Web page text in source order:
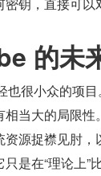
的未
也很小众的项
当大的局限性
源捉襟见肘，
是在“理论上”